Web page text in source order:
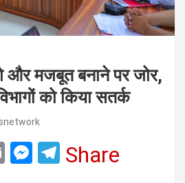
और मजबूत बनाने पर जोर,
को किया सतर्क
E
M T
Share